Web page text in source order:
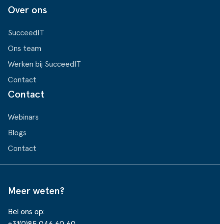
Over ons
SucceedIT
Ons team
Werken bij SucceedIT
Contact
Contact
Webinars
Blogs
Contact
Meer weten?
Bel ons op: